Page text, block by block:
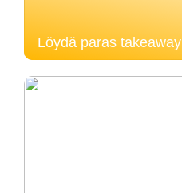
Löydä paras takeaway